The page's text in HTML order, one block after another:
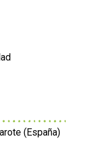
(España)